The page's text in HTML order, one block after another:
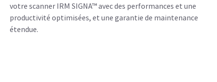
votre scanner IRM SIGNA™ avec des performances et une
productivité optimisées, et une garantie de maintenance
étendue.